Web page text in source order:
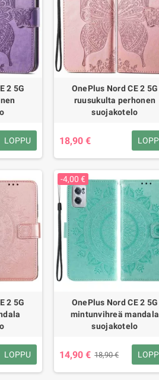
2 5G
LOPPU
OnePlus Nord CE 2 5G
ruusukulta perhonen
suojakotelo
18,90 €
2 5G
LOPPU
-4,00 €
OnePlus Nord CE 2 5G
mintunvihreä mandala
suojakotelo
14,90 € 18,90 €